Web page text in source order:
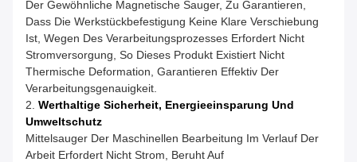
Der Gewöhnliche Magnetische Sauger, Zu Garantieren,
Dass Die Werkstückbefestigung Keine Klare Verschiebung
Ist, Wegen Des Verarbeitungsprozesses Erfordert Nicht
Stromversorgung, So Dieses Produkt Existiert Nicht
Thermische Deformation, Garantieren Effektiv Der
Verarbeitungsgenauigkeit.
2. Werthaltige Sicherheit, Energieeinsparung Und
Umweltschutz
Mittelsauger Der Maschinellen Bearbeitung Im Verlauf Der
Arbeit Erfordert Nicht Strom, Beruht Auf